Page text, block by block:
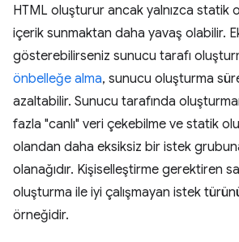
HTML oluşturur ancak yalnızca statik
içerik sunmaktan daha yavaş olabilir.
gösterebilirseniz sunucu tarafı
önbelleğe alma, sunucu oluşturma
azaltabilir. Sunucu tarafında
fazla "canlı" veri çekebilme ve statik
olandan daha eksiksiz bir istek
olanağıdır. Kişiselleştirme gerektiren
oluşturma ile iyi çalışmayan istek
örneğidir.